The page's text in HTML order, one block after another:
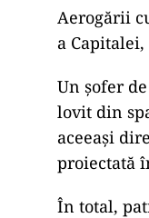
Aerogării
a
Un șofer
lovit din
aceeași
proiectată
În total,